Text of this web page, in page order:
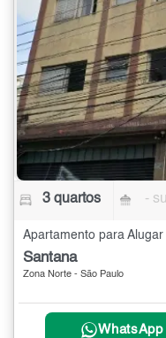
3 quartos -
Apartamento para
Santana
Zona Norte - São Paulo
WhatsApp